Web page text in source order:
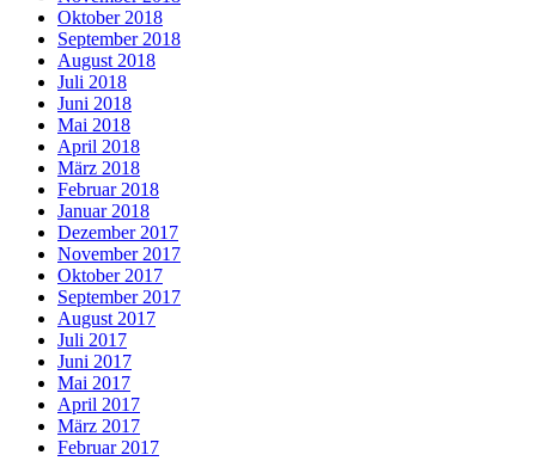
Oktober 2018
September 2018
August 2018
Juli 2018
Juni 2018
Mai 2018
April 2018
März 2018
Februar 2018
Januar 2018
Dezember 2017
November 2017
Oktober 2017
September 2017
August 2017
Juli 2017
Juni 2017
Mai 2017
April 2017
März 2017
Februar 2017